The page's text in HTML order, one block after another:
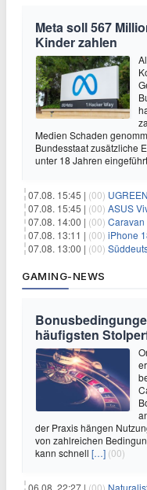
Meta soll 567
Kinder zahlen
Medien Schaden
Bundesstaat zusätzliche
unter 18 Jahren
07.08. 15:45 | (00) UGREEN
07.08. 15:45 | (00) ASUS
07.08. 14:00 | (00) Caravan
07.08. 13:11 | (00) iPhone 18
07.08. 13:00 | (00)
GAMING-NEWS
häufigsten
der Praxis hängen
von zahlreichen
kann schnell […] (00)
06.08. 22:27 | (00) Naturalist